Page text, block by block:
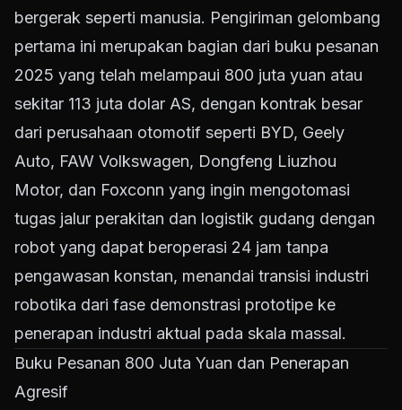
bergerak seperti manusia. Pengiriman gelombang
pertama ini merupakan bagian dari buku pesanan
2025 yang telah melampaui 800 juta yuan atau
sekitar 113 juta dolar AS, dengan kontrak besar
dari perusahaan otomotif seperti BYD, Geely
Auto, FAW Volkswagen, Dongfeng Liuzhou
Motor, dan Foxconn yang ingin mengotomasi
tugas jalur perakitan dan logistik gudang dengan
robot yang dapat beroperasi 24 jam tanpa
pengawasan konstan, menandai transisi industri
robotika dari fase demonstrasi prototipe ke
penerapan industri aktual pada skala massal.
Buku Pesanan 800 Juta Yuan dan Penerapan
Agresif